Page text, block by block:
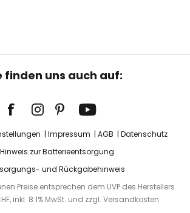
finden uns auch auf:
Impressum AGB
Datenschutz
Hinweis zur Batterieentsorgung
und Rückgabehinweis
Preise entsprechen dem UVP des Herstellers.
inkl. 8.1% MwSt. und zzgl. Versandkosten